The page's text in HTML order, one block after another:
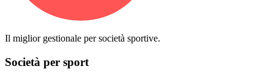
Il miglior gestionale per società sportive.
Società per sport